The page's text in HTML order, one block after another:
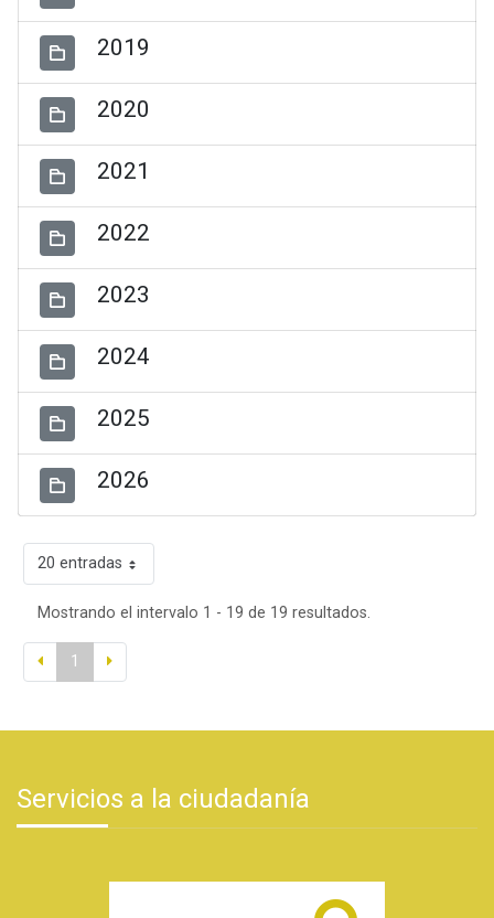
2019
2020
2021
2022
2023
2024
2025
2026
20 entradas
Mostrando el intervalo 1 - 19 de 19 resultados.
1
Servicios a la ciudadanía